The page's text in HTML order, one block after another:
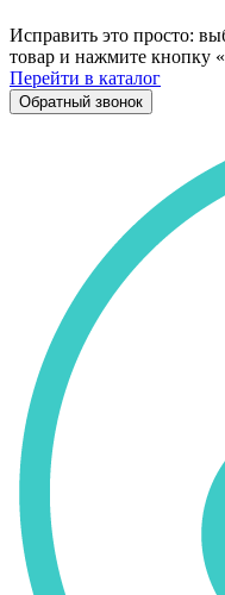
Исправить это просто:
товар и нажмите кнопку
Перейти в каталог
Обратный звонок